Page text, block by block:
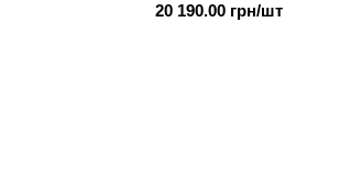
20 190.00 грн/шт